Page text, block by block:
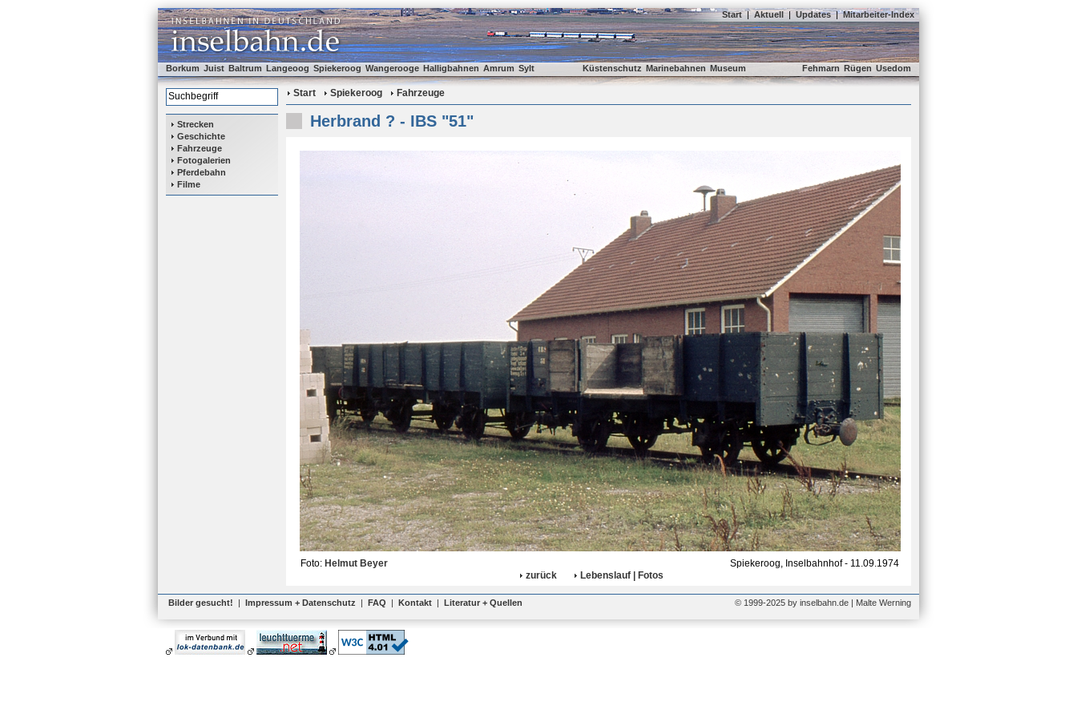
Start | Aktuell | Updates | Mitarbeiter-Index
Borkum Juist Baltrum Langeoog Spiekeroog Wangerooge Halligbahnen Amrum Sylt Küstenschutz Marinebahnen Museum Fehmarn Rügen Usedom
Strecken
Geschichte
Fahrzeuge
Fotogalerien
Pferdebahn
Filme
Start Spiekeroog Fahrzeuge
Herbrand ? - IBS "51"
Foto: Helmut Beyer
Spiekeroog, Inselbahnhof - 11.09.1974
zurück
Lebenslauf | Fotos
Bilder gesucht! | Impressum + Datenschutz | FAQ | Kontakt | Literatur + Quellen © 1999-2025 by inselbahn.de | Malte Werning